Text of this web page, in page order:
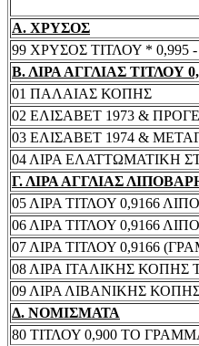
Α. ΧΡΥΣΟΣ
99 ΧΡΥΣΟΣ ΤΙΤΛΟΥ *
Β. ΛΙΡΑ ΑΓΓΛΙΑΣ ΤΙΤΛΟΥ
01 ΠΑΛΑΙΑΣ ΚΟΠΗΣ
02 ΕΛΙΣΑΒΕΤ 1973 &
03 ΕΛΙΣΑΒΕΤ 1974 &
04 ΛΙΡΑ ΕΛΑΤΤΩΜΑΤΙΚΗ
Γ. ΛΙΡΑ ΑΓΓΛΙΑΣ
05 ΛΙΡΑ ΤΙΤΛΟΥ 0,9166
06 ΛΙΡΑ ΤΙΤΛΟΥ 0,9166
07 ΛΙΡΑ ΤΙΤΛΟΥ 0,9166
08 ΛΙΡΑ ΙΤΑΛΙΚΗΣ ΚΟΠΗΣ
09 ΛΙΡΑ ΛΙΒΑΝΙΚΗΣ ΚΟΠΗΣ
Δ. ΝΟΜΙΣΜΑΤΑ
80 ΤΙΤΛΟΥ 0,900 ΤΟ